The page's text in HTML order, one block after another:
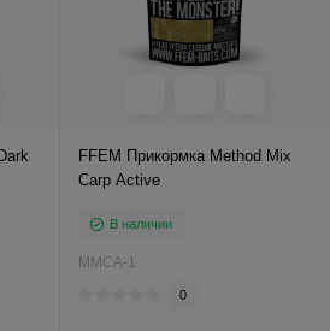
FFEM Прикормка Method Mix
Carp Active
В наличии
MMCA-1
0